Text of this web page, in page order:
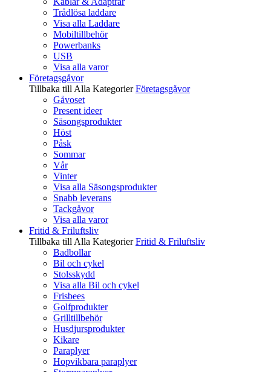
Trådlösa laddare
Visa alla Laddare
Mobiltillbehör
Powerbanks
USB
Visa alla varor
Företagsgåvor
Tillbaka till Alla Kategorier Företagsgåvor
Gåvoset
Present ideer
Säsongsprodukter
Höst
Påsk
Sommar
Vår
Vinter
Visa alla Säsongsprodukter
Snabb leverans
Tackgåvor
Visa alla varor
Fritid & Friluftsliv
Tillbaka till Alla Kategorier Fritid & Friluftsliv
Badbollar
Bil och cykel
Stolsskydd
Visa alla Bil och cykel
Frisbees
Golfprodukter
Grilltillbehör
Husdjursprodukter
Kikare
Paraplyer
Hopvikbara paraplyer